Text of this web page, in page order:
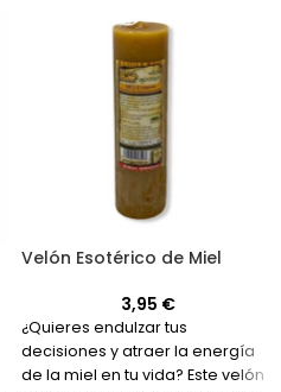
Velón Esotérico de Miel
3,95 €
¿Quieres endulzar tus
decisiones y atraer la energía
de la miel en tu vida? Este velón